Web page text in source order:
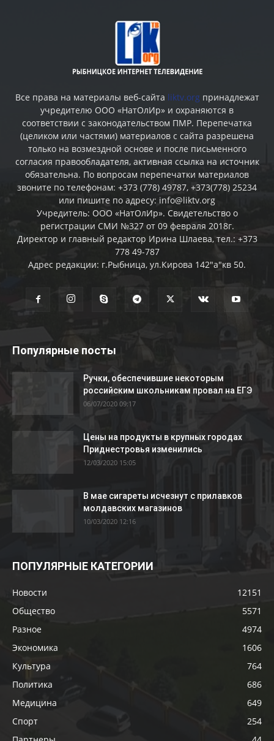
Все права на материалы веб-сайта liktv.org принадлежат
учредителю ООО «НатОлИр» и охраняются в
соответствии с законодательством ПМР. Перепечатка
(целиком или частями) материалов c сайта разрешена
только на возмездной основе и после письменного
согласия правообладателя, активная ссылка на источник
обязательна. По вопросам перепечатки материалов
звоните по телефонам: +373 (778) 49787, +373(778) 25234
или пишите по адресу: info@liktv.org
Учредитель: ООО «НатОлИр». Свидетельство о
регистрации СМИ №327 от 09 февраля 2018г.
Директор и главный редактор Ирина Шлаева, тел.: +373
778 49-787
Адрес редакции: г.Рыбница, ул.Кирова 142"а"кв 50.
Популярные посты
Ручки, обеспечившие некоторым
российским школьникам провал на ЕГЭ
06/07/2020 09:17
Цены на продукты в крупных городах
Приднестровья изменились
12/03/2020 15:05
В мае сигареты исчезнут с прилавков
молдавских магазинов
10/03/2020 12:16
ПОПУЛЯРНЫЕ КАТЕГОРИИ
Новости
12151
Общество
5571
Разное
4974
Экономика
1606
Культура
764
Политика
686
Медицина
649
Спорт
254